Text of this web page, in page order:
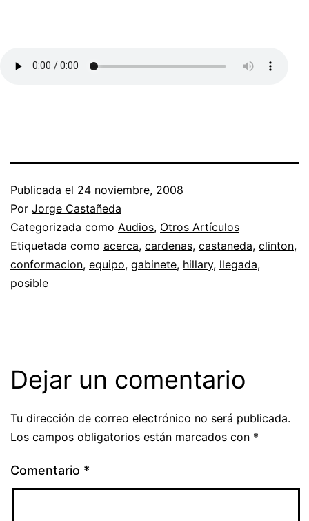
Publicada el 24 noviembre, 2008
Por Jorge Castañeda
Categorizada como Audios, Otros Artículos
Etiquetada como acerca, cardenas, castaneda, clinton,
conformacion, equipo, gabinete, hillary, llegada,
posible
Dejar un comentario
Tu dirección de correo electrónico no será publicada.
Los campos obligatorios están marcados con *
Comentario *